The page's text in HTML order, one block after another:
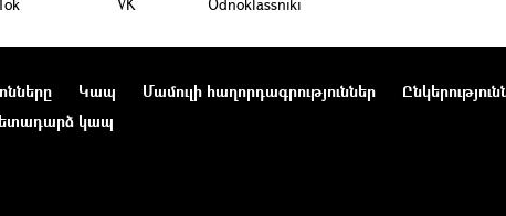
Կապ Մամուլի հաղորդագրություններ
կապ